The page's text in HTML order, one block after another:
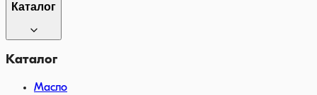
Каталог
Каталог
Масло